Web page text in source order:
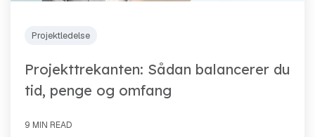
Projektledelse
Projekttrekanten: Sådan balancerer du
tid, penge og omfang
9 MIN READ